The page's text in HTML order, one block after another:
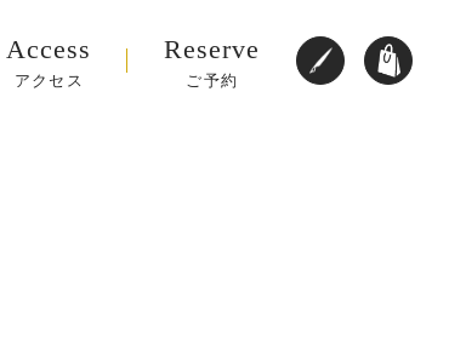
Access
アクセス
Reserve
ご予約